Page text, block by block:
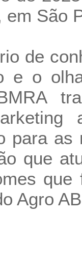
em São
de
e o
para
que
que
Agro